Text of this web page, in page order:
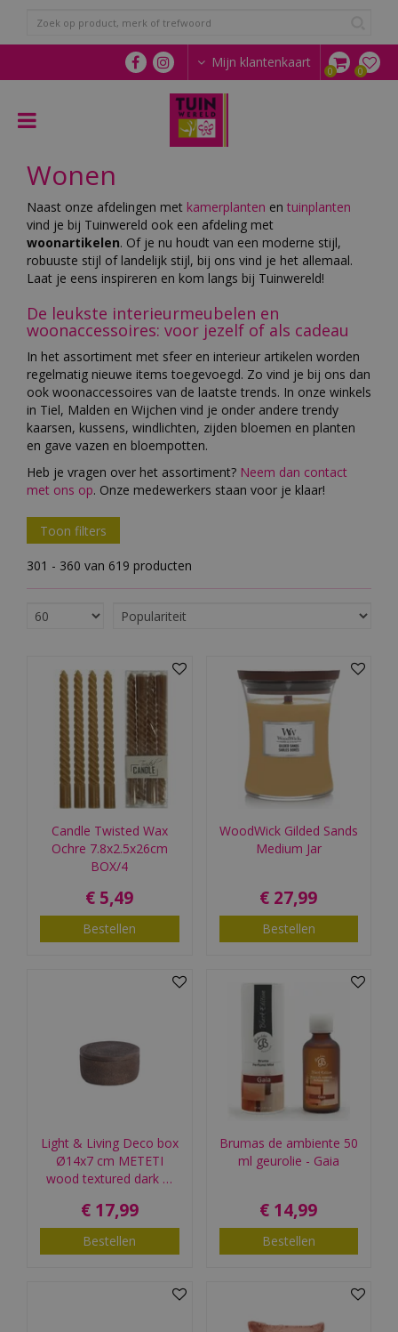
n
a
Mijn klantenkaart
Wonen
Naast onze afdelingen met kamerplanten en tuinplanten
vind je bij Tuinwereld ook een afdeling met
woonartikelen. Of je nu houdt van een moderne stijl,
robuuste stijl of landelijk stijl, bij ons vind je het allemaal.
Laat je eens inspireren en kom langs bij Tuinwereld!
De leukste interieurmeubelen en
woonaccessoires: voor jezelf of als cadeau
In het assortiment met sfeer en interieur artikelen worden
regelmatig nieuwe items toegevoegd. Zo vind je bij ons dan
ook woonaccessoires van de laatste trends. In onze winkels
in Tiel, Malden en Wijchen vind je onder andere trendy
kaarsen, kussens, windlichten, zijden bloemen en planten
en gave vazen en bloempotten.
Heb je vragen over het assortiment? Neem dan contact
met ons op. Onze medewerkers staan voor je klaar!
Toon filters
301 - 360 van 619 producten
Candle Twisted Wax
Ochre 7.8x2.5x26cm
BOX/4
€ 5,49
Bestellen
WoodWick Gilded Sands
Medium Jar
€ 27,99
Bestellen
Light & Living Deco box
Ø14x7 cm METETI
wood textured dark …
€ 17,99
Bestellen
Brumas de ambiente 50
ml geurolie - Gaia
€ 14,99
Bestellen